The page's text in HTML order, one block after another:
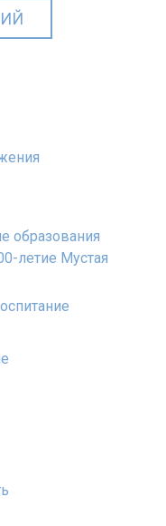
образования
летие Мустая